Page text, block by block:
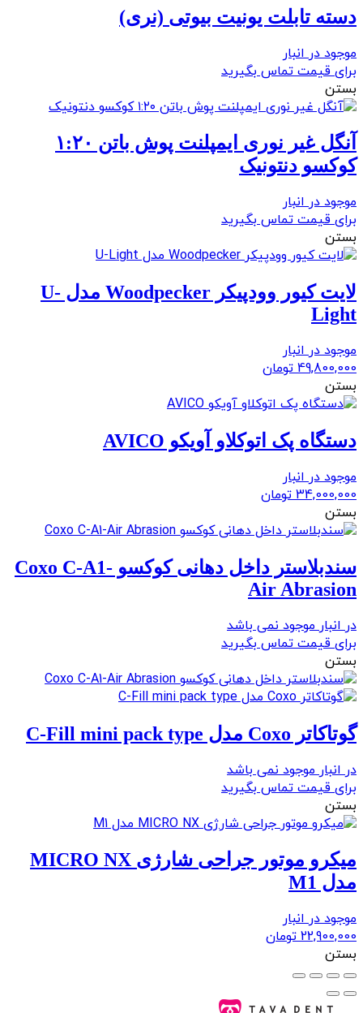
دسته تابلت یونیت بیوتی (نری)
موجود در انبار
برای قیمت تماس بگیرید
بستن
آنگل غیر نوری ایمپلنت پوش باتن ۱:۲۰
کوکسو دنتونیک
موجود در انبار
برای قیمت تماس بگیرید
بستن
لایت کیور وودپیکر Woodpecker مدل U-
Light
موجود در انبار
49,800,000 تومان
بستن
دستگاه پک اتوکلاو آویکو AVICO
موجود در انبار
34,000,000 تومان
بستن
سندبلاستر داخل دهانی کوکسو Coxo C-A1-
Air Abrasion
در انبار موجود نمی باشد
برای قیمت تماس بگیرید
بستن
گوتاکاتر Coxo مدل C-Fill mini pack type
در انبار موجود نمی باشد
برای قیمت تماس بگیرید
بستن
میکرو موتور جراحی شارژی MICRO NX
مدل M1
موجود در انبار
22,900,000 تومان
بستن